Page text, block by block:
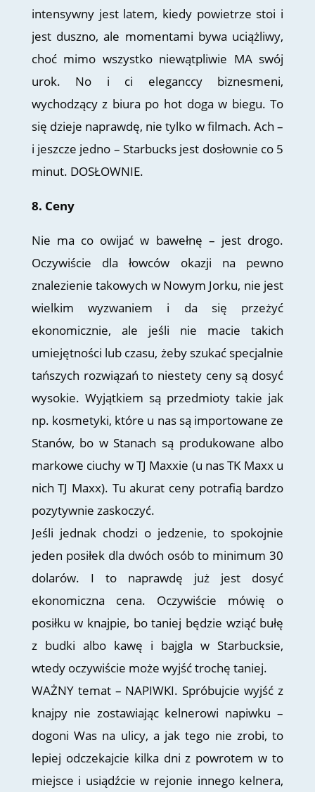
intensywny jest latem, kiedy powietrze stoi i
jest duszno, ale momentami bywa uciążliwy,
choć mimo wszystko niewątpliwie MA swój
urok. No i ci eleganccy biznesmeni,
wychodzący z biura po hot doga w biegu. To
się dzieje naprawdę, nie tylko w filmach. Ach –
i jeszcze jedno – Starbucks jest dosłownie co 5
minut. DOSŁOWNIE.
8. Ceny
Nie ma co owijać w bawełnę – jest drogo.
Oczywiście dla łowców okazji na pewno
znalezienie takowych w Nowym Jorku, nie jest
wielkim wyzwaniem i da się przeżyć
ekonomicznie, ale jeśli nie macie takich
umiejętności lub czasu, żeby szukać specjalnie
tańszych rozwiązań to niestety ceny są dosyć
wysokie. Wyjątkiem są przedmioty takie jak
np. kosmetyki, które u nas są importowane ze
Stanów, bo w Stanach są produkowane albo
markowe ciuchy w TJ Maxxie (u nas TK Maxx u
nich TJ Maxx). Tu akurat ceny potrafią bardzo
pozytywnie zaskoczyć.
Jeśli jednak chodzi o jedzenie, to spokojnie
jeden posiłek dla dwóch osób to minimum 30
dolarów. I to naprawdę już jest dosyć
ekonomiczna cena. Oczywiście mówię o
posiłku w knajpie, bo taniej będzie wziąć bułę
z budki albo kawę i bajgla w Starbucksie,
wtedy oczywiście może wyjść trochę taniej.
WAŻNY temat – NAPIWKI. Spróbujcie wyjść z
knajpy nie zostawiając kelnerowi napiwku –
dogoni Was na ulicy, a jak tego nie zrobi, to
lepiej odczekajcie kilka dni z powrotem w to
miejsce i usiądźcie w rejonie innego kelnera,